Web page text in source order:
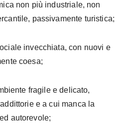
non più industriale, non
passivamente turistica;
invecchiata, con nuovi e
coesa;
fragile e delicato,
e a cui manca la
autorevole;